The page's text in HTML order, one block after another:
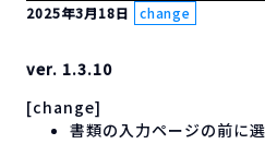
2025年3月18日 change
ver. 1.3.10
[change]
書類の入力ページの前に